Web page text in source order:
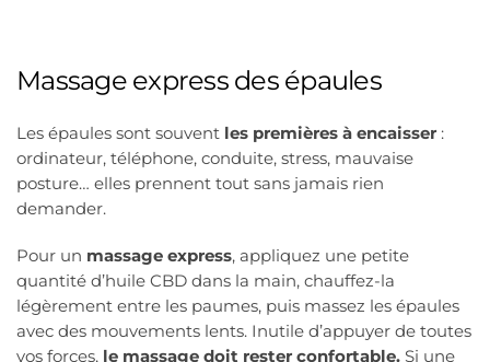
Massage express des épaules
Les épaules sont souvent les premières à encaisser :
ordinateur, téléphone, conduite, stress, mauvaise
posture… elles prennent tout sans jamais rien
demander.
Pour un massage express, appliquez une petite
quantité d’huile CBD dans la main, chauffez-la
légèrement entre les paumes, puis massez les épaules
avec des mouvements lents. Inutile d’appuyer de toutes
vos forces, le massage doit rester confortable. Si une